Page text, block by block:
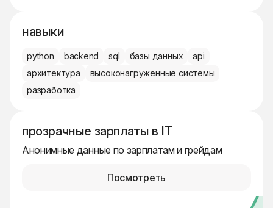
навыки
python backend sql базы данных
api
архитектура
высоконагруженные системы
разработка
прозрачные зарплаты в IT
Анонимные данные по зарплатам и грейдам
Посмотреть